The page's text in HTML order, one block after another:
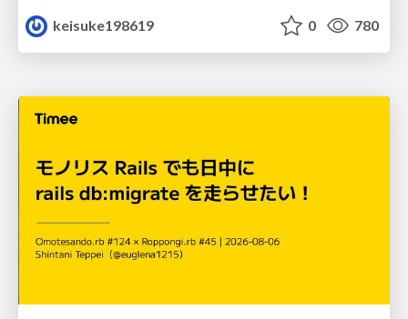
keisuke198619
0 780